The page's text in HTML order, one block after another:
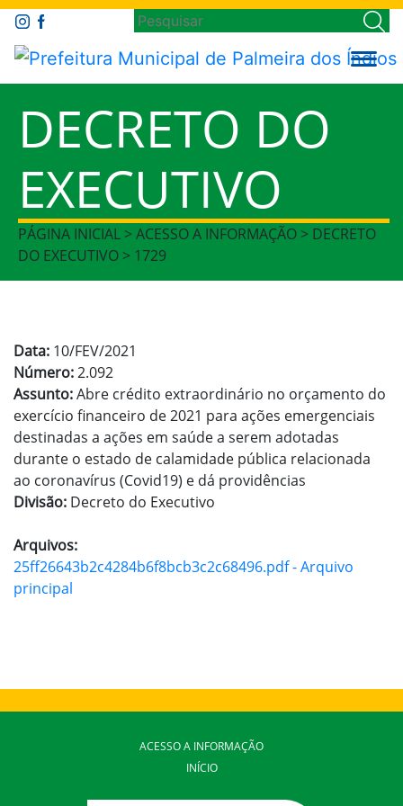
DECRETO DO
EXECUTIVO
PÁGINA INICIAL > ACESSO A INFORMAÇÃO > DECRETO
DO EXECUTIVO > 1729
Data: 10/FEV/2021
Número:2.092
Assunto:Abre crédito extraordinário no orçamento do
exercício financeiro de 2021 para ações emergenciais
destinadas a ações em saúde a serem adotadas
durante o estado de calamidade pública relacionada
ao coronavírus (Covid19) e dá providências
Divisão: Decreto do Executivo
Arquivos:
25ff26643b2c4284b6f8bcb3c2c68496.pdf - Arquivo
principal
ACESSO A INFORMAÇÃO
INÍCIO